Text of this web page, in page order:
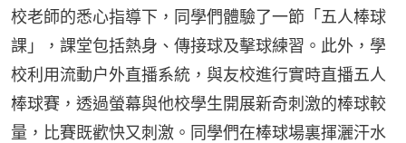
校老師的悉心指導下，同學們體驗了一節「五人棒球
課」，課堂包括熱身、傳接球及擊球練習。此外，學
校利用流動户外直播系統，與友校進行實時直播五人
棒球賽，透過螢幕與他校學生開展新奇刺激的棒球較
量，比賽既歡快又刺激。同學們在棒球場裏揮灑汗水